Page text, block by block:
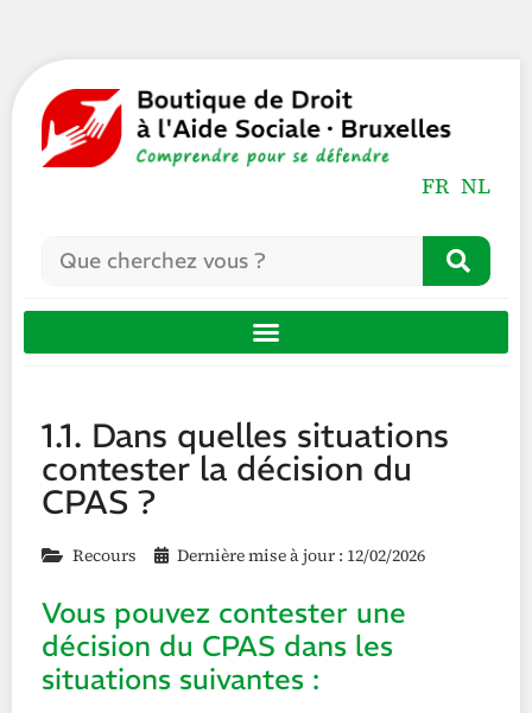
FR NL
1.1. Dans quelles situations
contester la décision du
CPAS ?
Recours Dernière mise à jour : 12/02/2026
Vous pouvez contester une
décision du CPAS dans les
situations suivantes :